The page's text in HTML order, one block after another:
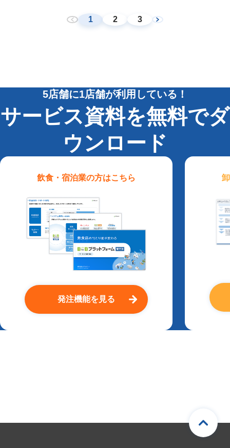
1 2 3
5店舗に1店舗が利用している！
サービス資料を無料でダ
ウンロード
飲食・宿泊業の方はこちら
発注機能を見る